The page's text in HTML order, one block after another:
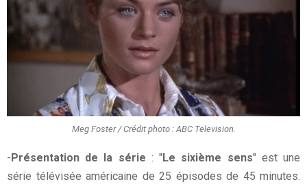
Meg Foster / Crédit photo : ABC Television.
-Présentation de la série : "Le sixième sens" est une
série télévisée américaine de 25 épisodes de 45 minutes.